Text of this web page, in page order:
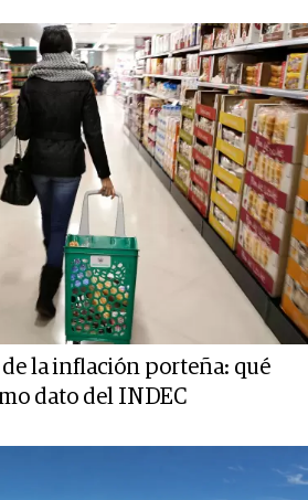
la inflación porteña: qué
dato del INDEC